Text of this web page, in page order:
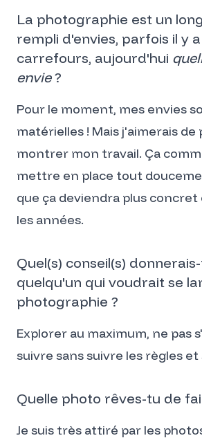
La photographie est un
rempli d'envies, parfois il y
carrefours, aujourd'hui
envie ?
Pour le moment, mes envies
matérielles ! Mais j'aimerais de
montrer mon travail. Ça
mettre en place tout
que ça deviendra plus
les années.
Quel(s) conseil(s)
quelqu'un qui voudrait se
photographie ?
Explorer au maximum, ne pas
suivre sans suivre les règles et
Quelle photo rêves-tu de
Je suis très attiré par les